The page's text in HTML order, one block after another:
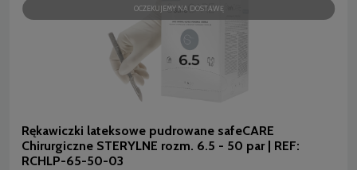
Rękawiczki lateksowe pudrowane safeCARE
Chirurgiczne STERYLNE rozm. 6.5 - 50 par | REF:
RCHLP-65-50-03
OCZEKUJEMY NA DOSTAWĘ